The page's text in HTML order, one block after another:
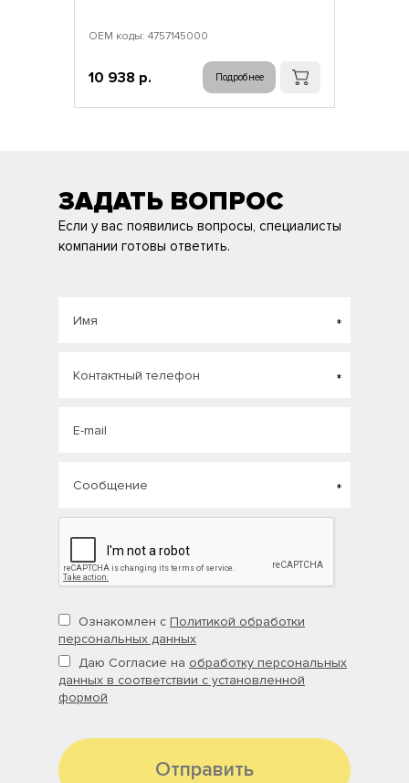
ОЕМ коды: 4757145000
10 938 р. Подробнее
ЗАДАТЬ ВОПРОС
Если у вас появились вопросы, специалисты
компании готовы ответить.
Ознакомлен с Политикой обработки
персональных данных
Даю Согласие на обработку персональных
данных в соответствии с установленной
формой
Отправить